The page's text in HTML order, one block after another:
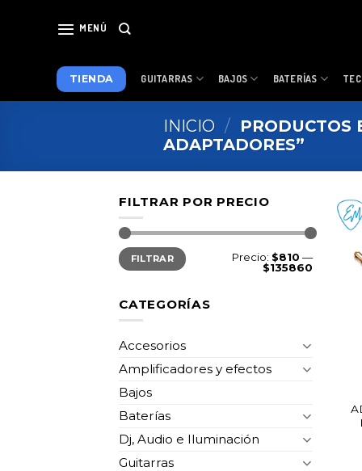
MENÚ
TIENDA GUITARRAS BAJOS BATERÍAS
INICIO / PRODUCTOS
ADAPTADORES”
FILTRAR POR PRECIO
Precio
mínimo
Precio
máximo
FILTRAR Precio: $810 —
$135860
CATEGORÍAS
Accesorios
Amplificadores y efectos
Bajos
Baterías
Dj, Audio e Iluminación
Guitarras